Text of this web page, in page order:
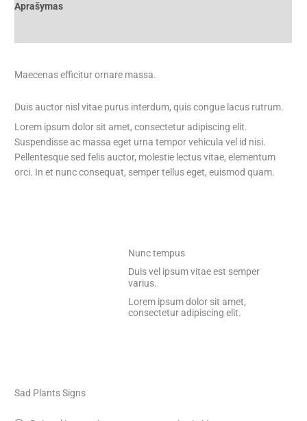
Aprašymas
Maecenas efficitur ornare massa.
Duis auctor nisl vitae purus interdum, quis congue lacus rutrum.
Lorem ipsum dolor sit amet, consectetur adipiscing elit.
Suspendisse ac massa eget urna tempor vehicula vel id nisi.
Pellentesque sed felis auctor, molestie lectus vitae, elementum
orci. In et nunc consequat, semper tellus eget, euismod quam.
Nunc tempus
Duis vel ipsum vitae est semper
varius.
Lorem ipsum dolor sit amet,
consectetur adipiscing elit.
Sad Plants Signs